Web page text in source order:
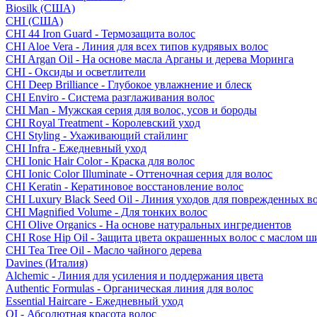
Biosilk (США)
CHI (США)
CHI 44 Iron Guard - Термозащита волос
CHI Aloe Vera - Линия для всех типов кудрявых волос
CHI Argan Oil - На основе масла Арганы и дерева Моринга
CHI - Оксиды и осветлители
CHI Deep Brilliance - Глубокое увлажнение и блеск
CHI Enviro - Система разглаживания волос
CHI Man - Мужская серия для волос, усов и бороды
CHI Royal Treatment - Королевский уход
CHI Styling - Ухаживающий стайлинг
CHI Infra - Ежедневный уход
CHI Ionic Hair Color - Краска для волос
CHI Ionic Color Illuminate - Оттеночная серия для волос
CHI Keratin - Кератиновое восстановление волос
CHI Luxury Black Seed Oil - Линия уходов для поврежденных
CHI Magnified Volume - Для тонких волос
CHI Olive Organics - На основе натуральных ингредиентов
CHI Rose Hip Oil - Защита цвета окрашенных волос с маслом
CHI Tea Tree Oil - Масло чайного дерева
Davines (Италия)
Alchemic - Линия для усиления и поддержания цвета
Authentic Formulas - Органическая линия для волос
Essential Haircare - Eжедневный уход
OI - Абсолютная красота волос